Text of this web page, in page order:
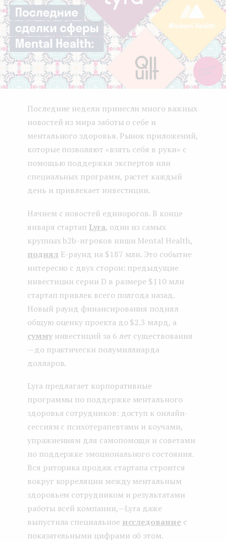
e
n
t
Последние недели принесли много важных
новостей из мира заботы о себе и
ментального здоровья. Рынок приложений,
которые позволяют «взять себя в руки» с
помощью поддержки экспертов или
специальных программ, растет каждый
день и привлекает инвестиции.
Начнем с новостей единорогов. В конце
января стартап Lyra, один из самых
крупных b2b-игроков ниши Mental Health,
поднял Е-раунд на $187 млн. Это событие
интересно с двух сторон: предыдущие
инвестиции серии D в размере $110 млн
стартап привлек всего полгода назад.
Новый раунд финансирования поднял
общую оценку проекта до $2.3 млрд, а
суммуинвестиций за 6 лет существования
— до практически полумиллиарда
долларов.
Lyra предлагает корпоративные
программы по поддержке ментального
здоровья сотрудников: доступ к онлайн-
сессиям с психотерапевтами и коучами,
упражнениям для самопомощи и советами
по поддержке эмоционального состояния.
Вся риторика продаж стартапа строится
вокруг корреляции между ментальным
здоровьем сотрудником и результатами
работы всей компании, — Lyra даже
выпустила специальное исследование с
показательными цифрами об этом.